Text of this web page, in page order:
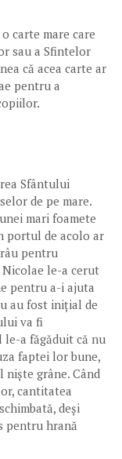
carte mare care
sau a Sfintelor
că acea carte ar
pentru a
Sfântului
de pe mare.
mari foamete
portul de acolo ar
pentru
le-a cerut
pentru a-i ajuta
au fost inițial de
va fi
a făgăduit că nu
faptei lor bune,
grâne. Când
cantitatea
deși
pentru hrană